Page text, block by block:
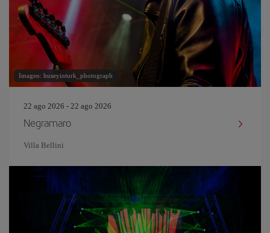
Imagen: huseyinturk_photograph
22 ago 2026 - 22 ago 2026
Negramaro
Villa Bellini